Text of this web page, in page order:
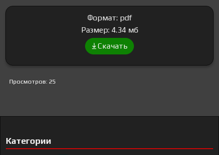
Формат: pdf
Размер: 4.34 мб
Скачать
Просмотров: 25
Категории